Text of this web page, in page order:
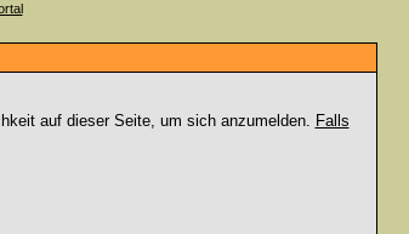
auf dieser Seite, um sich anzumelden. Falls